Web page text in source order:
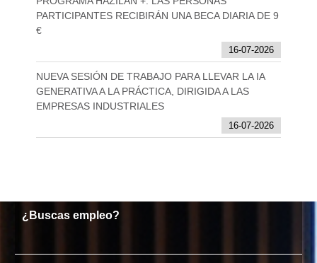
PARTICIPANTES RECIBIRÁN UNA BECA DIARIA DE 9
€
16-07-2026
NUEVA SESIÓN DE TRABAJO PARA LLEVAR LA IA
GENERATIVA A LA PRÁCTICA, DIRIGIDA A LAS
EMPRESAS INDUSTRIALES
16-07-2026
¿Buscas empleo?